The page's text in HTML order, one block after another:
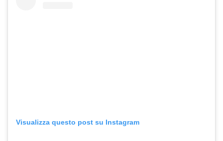
Visualizza questo post su Instagram